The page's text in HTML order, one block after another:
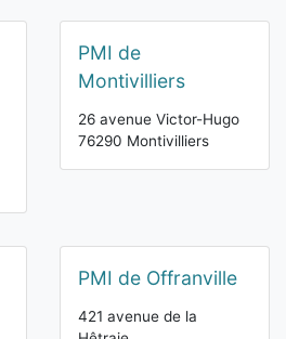
PMI de
Montivilliers
26 avenue Victor-Hugo
76290 Montivilliers
PMI de Offranville
421 avenue de la